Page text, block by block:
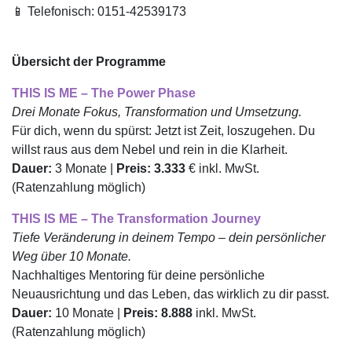
📱 Telefonisch: 0151-42539173
Übersicht der Programme
THIS IS ME – The Power Phase
Drei Monate Fokus, Transformation und Umsetzung.
Für dich, wenn du spürst: Jetzt ist Zeit, loszugehen. Du
willst raus aus dem Nebel und rein in die Klarheit.
Dauer: 3 Monate | Preis: 3.333 € inkl. MwSt.
(Ratenzahlung möglich)
THIS IS ME – The Transformation Journey
Tiefe Veränderung in deinem Tempo – dein persönlicher
Weg über 10 Monate.
Nachhaltiges Mentoring für deine persönliche
Neuausrichtung und das Leben, das wirklich zu dir passt.
Dauer: 10 Monate | Preis: 8.888 inkl. MwSt.
(Ratenzahlung möglich)